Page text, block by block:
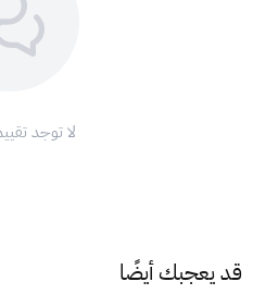
مع بطاقات هدايا هواوي، ارتقِ
لا توجد
قد يعجبك أيضًا